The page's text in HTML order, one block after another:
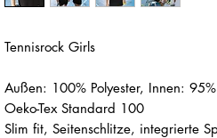
Tennisrock Girls
Außen: 100% Polyester, Innen:
Oeko-Tex Standard 100
Slim fit, Seitenschlitze, integrierte